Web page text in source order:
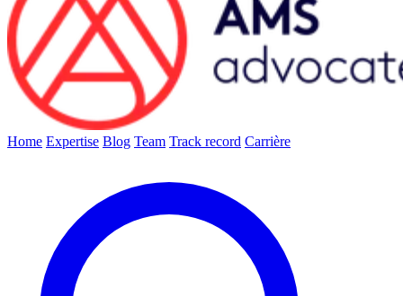
Home Expertise Blog Team Track record Carrière